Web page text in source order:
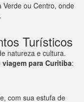
Verde ou Centro, onde
Turísticos
natureza e cultura.
para Curitiba:
com sua estufa de